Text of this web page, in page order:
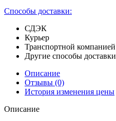
Способы доставки:
СДЭК
Курьер
Транспортной компанией
Другие способы доставки
Описание
Отзывы (0)
История изменения цены
Описание